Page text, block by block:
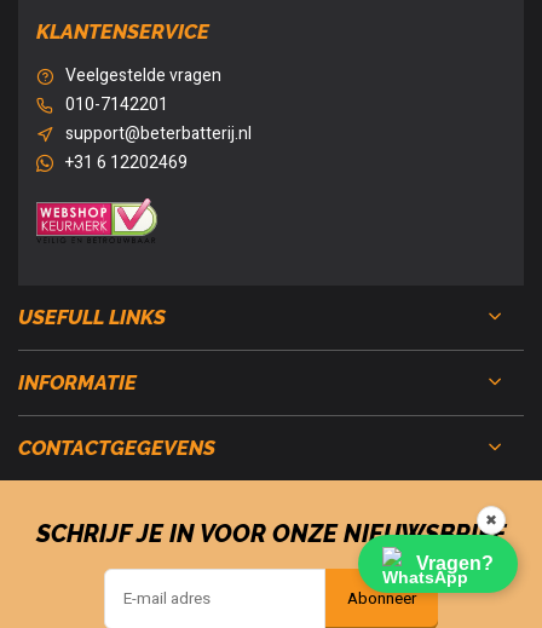
KLANTENSERVICE
Veelgestelde vragen
010-7142201
support@beterbatterij.nl
+31 6 12202469
USEFULL LINKS
INFORMATIE
CONTACTGEGEVENS
SCHRIJF JE IN VOOR ONZE NIEUWSBRIEF
Abonneer
✖
Vragen?